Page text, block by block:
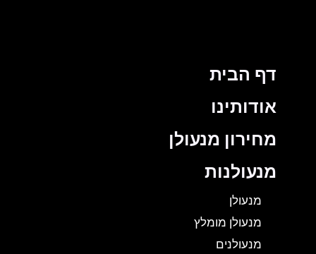
דף הבית
אודותינו
מחירון מנעולן
מנעולנות
מנעולן
מנעולן מומלץ
מנעולנים